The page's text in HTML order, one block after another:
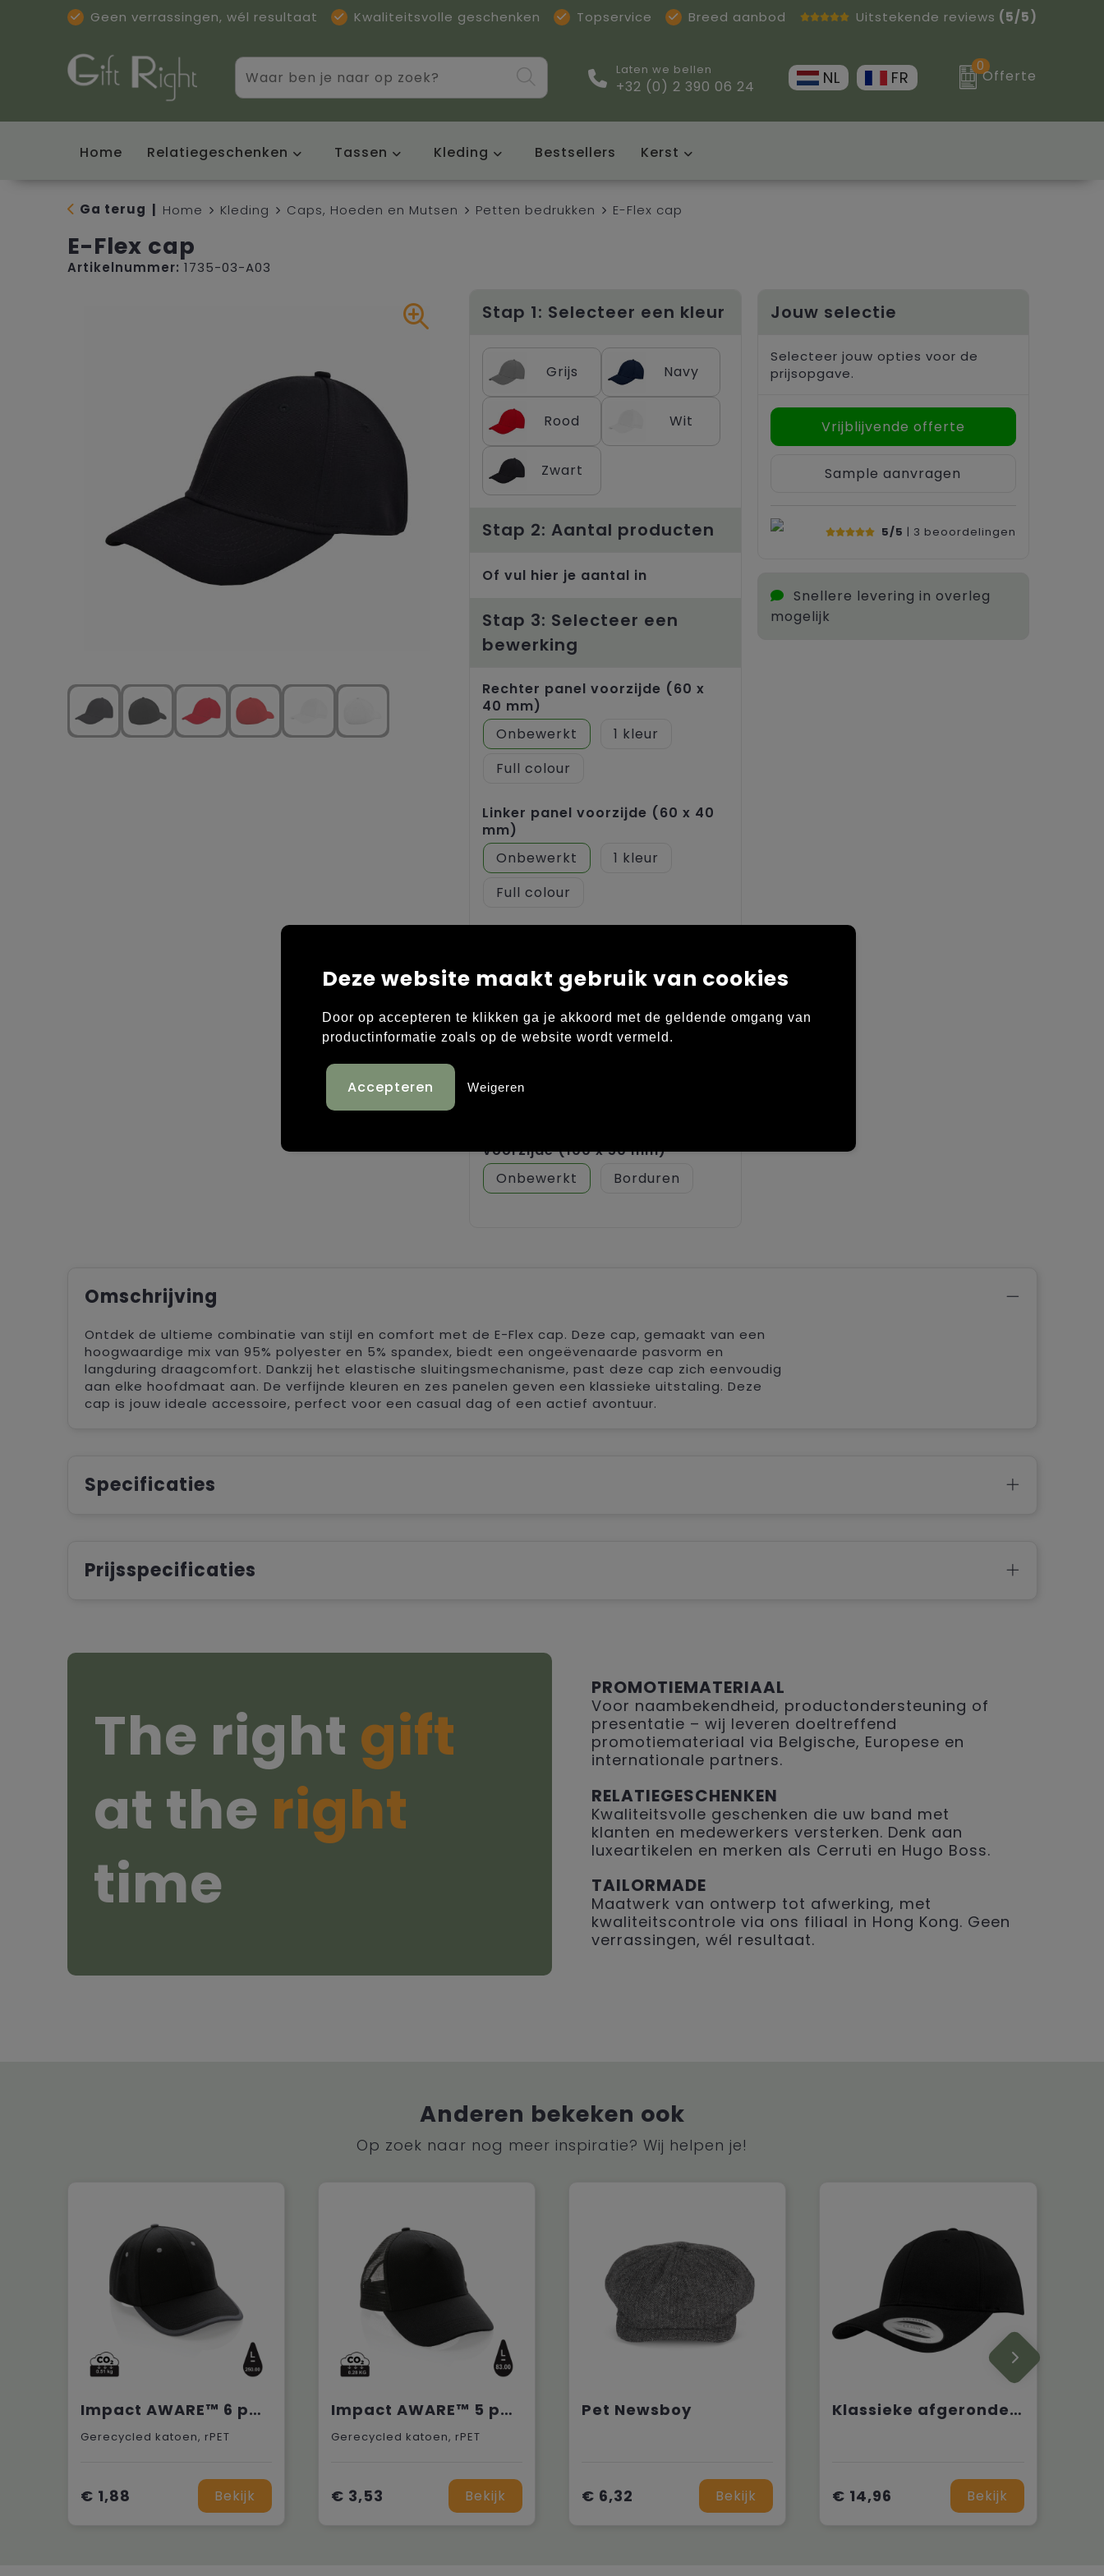
Geen verrassingen, wél resultaat Kwaliteitsvolle geschenken Topservice Breed aanbod Uitstekende reviews (5/5)
Laten we bellen
+32 (0) 2 390 06 24 NL FR
0
Offerte
Home Relatiegeschenken Tassen Kleding Bestsellers Kerst
Ga terug Home Kleding Caps, Hoeden en Mutsen Petten bedrukken E-Flex cap
E-Flex cap
Artikelnummer: 1735-03-A03
Stap 1: Selecteer een kleur
Grijs Navy
Rood Wit
Zwart
Stap 2: Aantal producten
Of vul hier je aantal in
Stap 3: Selecteer een
bewerking
Rechter panel voorzijde (60 x
40 mm)
Onbewerkt
1
Full colour
Linker panel voorzijde (60 x 40
mm)
Onbewerkt
1
Full colour
Linkerzijde (60 x 40 mm)
Voorzijde (100 x 50 mm)
Onbewerkt
Borduren
Jouw selectie
Selecteer jouw opties voor de
prijsopgave.
Vrijblijvende offerte
Sample aanvragen
5/5 | 3 beoordelingen
Snellere levering in overleg
mogelijk
Omschrijving
Ontdek de ultieme combinatie van stijl en comfort met de E-Flex cap. Deze cap, gemaakt van een
hoogwaardige mix van 95% polyester en 5% spandex, biedt een ongeëvenaarde pasvorm en
langduring draagcomfort. Dankzij het elastische sluitingsmechanisme, past deze cap zich eenvoudig
aan elke hoofdmaat aan. De verfijnde kleuren en zes panelen geven een klassieke uitstaling. Deze
cap is jouw ideale accessoire, perfect voor een casual dag of een actief avontuur.
Specificaties
Prijsspecificaties
The right gift
at the right
time
PROMOTIEMATERIAAL
Voor naambekendheid, productondersteuning of
presentatie – wij leveren doeltreffend
promotiemateriaal via Belgische, Europese en
internationale partners.
RELATIEGESCHENKEN
Kwaliteitsvolle geschenken die uw band met
klanten en medewerkers versterken. Denk aan
luxeartikelen en merken als Cerruti en Hugo Boss.
TAILORMADE
Maatwerk van ontwerp tot afwerking, met
kwaliteitscontrole via ons filiaal in Hong Kong. Geen
verrassingen, wél resultaat.
Anderen bekeken ook
Op zoek naar nog meer inspiratie? Wij helpen je!
Impact AWARE™ 6 panel 280gr recycled katoen cap met bies
Gerecycled katoen, rPET
€ 1,88 Bekijk
Impact AWARE™ 5 panel recycled katoenen truckercap
Gerecycled katoen, rPET
€ 3,53 Bekijk
Pet Newsboy
€ 6,32 Bekijk
Klassieke afgeronde Snapbackpet
€ 14,96 Bekijk
Deze website maakt gebruik van cookies
Door op accepteren te klikken ga je akkoord met de geldende omgang van
productinformatie zoals op de website wordt vermeld.
Weigeren